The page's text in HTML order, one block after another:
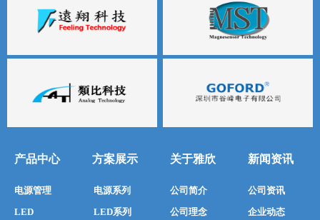
产品中心
电源管理
LED
方案展示
电源系列
LED系列
关于雅欣
公司简介
公司理念
新闻资讯
公司资讯
企业动态